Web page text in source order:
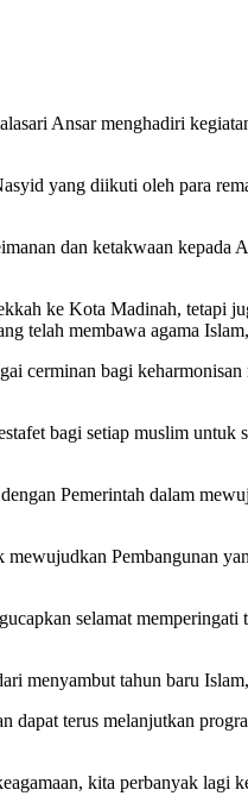
Ansar menghadiri
yang diikuti oleh para
dan ketakwaan
ke Kota Madinah, tetapi
telah membawa agama
cerminan bagi
bagi setiap muslim
Pemerintah dalam
Pembangunan
selamat memperingati
menyambut tahun baru
terus melanjutkan
kita perbanyak lagi